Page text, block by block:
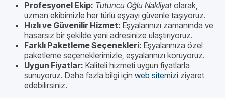
Profesyonel Ekip: Tutuncu Oğlu Nakliyatolarak,
uzman ekibimizle her türlü eşyayı güvenle taşıyoruz.
Hızlı ve Güvenilir Hizmet: Eşyalarınızı zamanında ve
hasarsız bir şekilde yeni adresinize ulaştırıyoruz.
Farklı Paketleme Seçenekleri: Eşyalarınıza özel
paketleme seçeneklerimizle, eşyalarınızı koruyoruz.
Uygun Fiyatlar: Kaliteli hizmeti uygun fiyatlarla
sunuyoruz. Daha fazla bilgi için web sitemizi ziyaret
edebilirsiniz.